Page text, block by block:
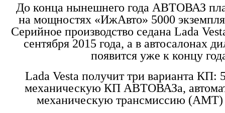
До конца нынешнего года АВТОВАЗ
на мощностях «ИжАвто» 5000
Серийное производство седана Lada
сентября 2015 года, а в автосалонах
появится уже к концу
Lada Vesta получит три варианта КП:
механическую КП АВТОВАЗа,
механическую трансмиссию (АМТ)